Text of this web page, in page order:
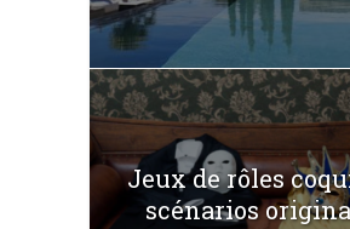
Jeux de rôles
scénarios